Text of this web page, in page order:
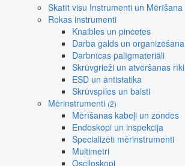
Skatīt visu Instrumenti un Mērīšana
Rokas instrumenti
Knaibles un pincetes
Darba galds un organizēšana
Darbnīcas palīgmateriāli
Skrūvgrieži un atvēršanas rīki
ESD un antistatika
Skrūvspīles un balsti
Mērinstrumenti (2)
Mērīšanas kabeļi un zondes
Endoskopi un inspekcija
Specializēti mērinstrumenti
Multimetri
Osciloskopi